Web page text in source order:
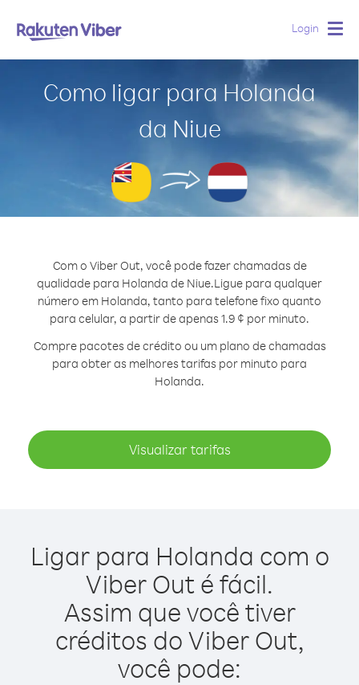
Login
Como ligar para Holanda
da Niue
Com o Viber Out, você pode fazer chamadas de
qualidade para Holanda de Niue.Ligue para qualquer
número em Holanda, tanto para telefone fixo quanto
para celular, a partir de apenas 1.9 ¢ por minuto.
Compre pacotes de crédito ou um plano de chamadas
para obter as melhores tarifas por minuto para
Holanda.
Visualizar tarifas
Ligar para Holanda com o
Viber Out é fácil.
Assim que você tiver
créditos do Viber Out,
você pode: